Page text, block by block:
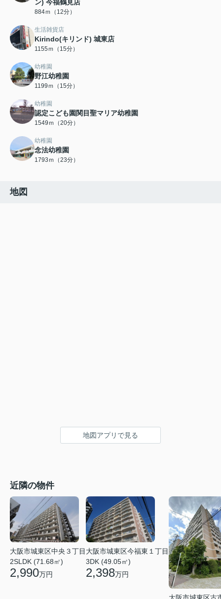
ン) 今福鶴見店
884ｍ（12分）
生活雑貨店
Kirindo(キリンド) 城東店
1155ｍ（15分）
幼稚園
野江幼稚園
1199ｍ（15分）
幼稚園
認定こども園関目聖マリア幼稚園
1549ｍ（20分）
幼稚園
念法幼稚園
1793ｍ（23分）
地図
地図アプリで見る
近隣の物件
大阪市城東区中央３丁目
2SLDK (71.68㎡)
2,990万円
大阪市城東区今福東１丁目
3DK (49.05㎡)
2,398万円